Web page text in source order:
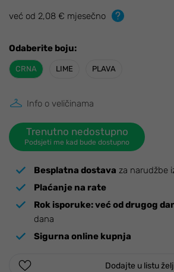
već od 2,08 € mjesečno
Odaberite boju:
CRNA LIME PLAVA
Info o veličinama
Trenutno nedostupno
Podsjeti me kad bude dostupno
Besplatna dostava za narudžbe
Plaćanje na rate
Rok isporuke:već od drugog
dana
Sigurna online kupnja
Dodajte u listu